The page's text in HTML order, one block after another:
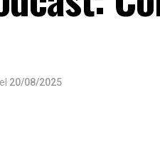
el 20/08/2025